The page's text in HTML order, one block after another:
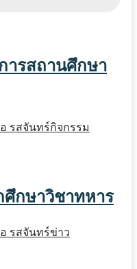
ารสถานศึกษา
อ รสจันทร์กิจกรรม
ศึกษาวิชาทหาร
อ รสจันทร์ข่าว